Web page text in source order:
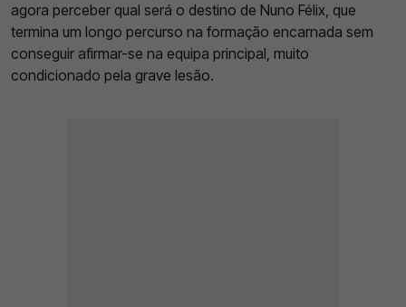
agora perceber qual será o destino de Nuno Félix, que
termina um longo percurso na formação encarnada sem
conseguir afirmar-se na equipa principal, muito
condicionado pela grave lesão.